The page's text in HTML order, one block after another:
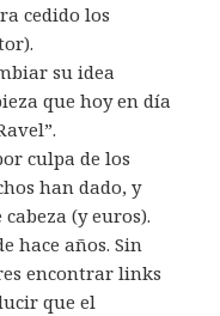
cedido los
su idea
que hoy en día
culpa de los
han dado, y
(y euros).
hace años. Sin
encontrar links
que el